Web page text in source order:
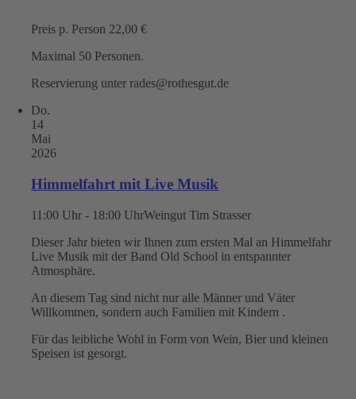
Preis p. Person 22,00 €
Maximal 50 Personen.
Reservierung unter rades@rothesgut.de
Do.
14
Mai
2026
Himmelfahrt mit Live Musik
11:00 Uhr - 18:00 UhrWeingut Tim Strasser
Dieser Jahr bieten wir Ihnen zum ersten Mal an Himmelfahr
Live Musik mit der Band Old School in entspannter
Atmosphäre.
An diesem Tag sind nicht nur alle Männer und Väter
Willkommen, sondern auch Familien mit Kindern .
Für das leibliche Wohl in Form von Wein, Bier und kleinen
Speisen ist gesorgt.